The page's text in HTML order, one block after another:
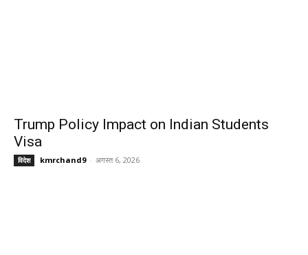
Trump Policy Impact on Indian Students
Visa
विदेश kmrchand9 - अगस्त 6, 2026